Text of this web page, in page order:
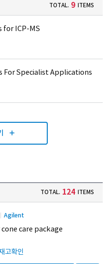
TOTAL. 9 ITEMS
for ICP-MS
For Specialist Applications
TOTAL. 124 ITEMS
Agilent
care package
고확인